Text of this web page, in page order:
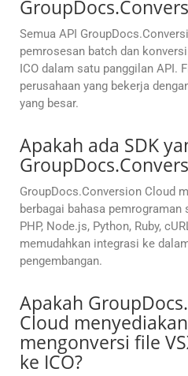
Semua API
pemrosesan batch dan
ICO dalam satu panggilan API.
perusahaan yang bekerja
yang besar.
Apakah ada SDK
GroupDocs.Conversion Cloud
berbagai bahasa pemrograman
PHP, Node.js, Python, Ruby,
memudahkan integrasi ke
pengembangan.
Apakah
Cloud
mengonversi file
ke ICO?